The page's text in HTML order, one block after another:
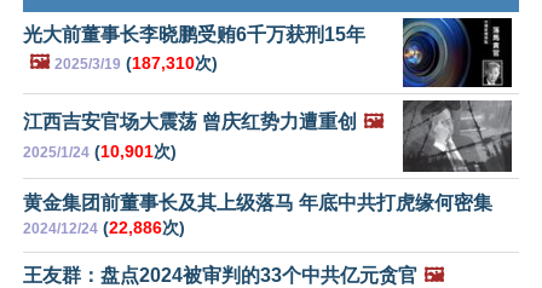
光大前董事长李晓鹏受贿6千万获刑15年
🖼️ 2025/3/19 (187,310次)
江西吉安官场大震荡 曾庆红势力遭重创 🖼️
2025/1/24 (10,901次)
黄金集团前董事长及其上级落马 年底中共打虎缘何密集
2024/12/24 (22,886次)
王友群：盘点2024被审判的33个中共亿元贪官 🖼️